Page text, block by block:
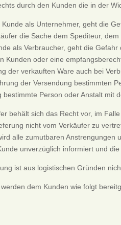
durch den Kunden die in der
als Unternehmer, geht die
die Sache dem Spediteur,
als Verbraucher, geht die
Kunden oder eine
der verkauften Ware auch bei
der Versendung bestimmten
bestimmte Person oder Anstalt mit
behält sich das Recht vor, im
nicht vom Verkäufer zu
alle zumutbaren
unverzüglich informiert und
ist aus logistischen Gründen
dem Kunden wie folgt